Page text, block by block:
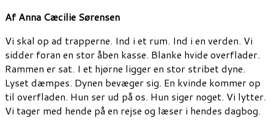
Af Anna Cæcilie Sørensen
Vi skal op ad trapperne. Ind i et rum. Ind i en verden. Vi
sidder foran en stor åben kasse. Blanke hvide overflader.
Rammen er sat. I et hjørne ligger en stor stribet dyne.
Lyset dæmpes. Dynen bevæger sig. En kvinde kommer op
til overfladen. Hun ser ud på os. Hun siger noget. Vi lytter.
Vi tager med hende på en rejse og læser i hendes dagbog.